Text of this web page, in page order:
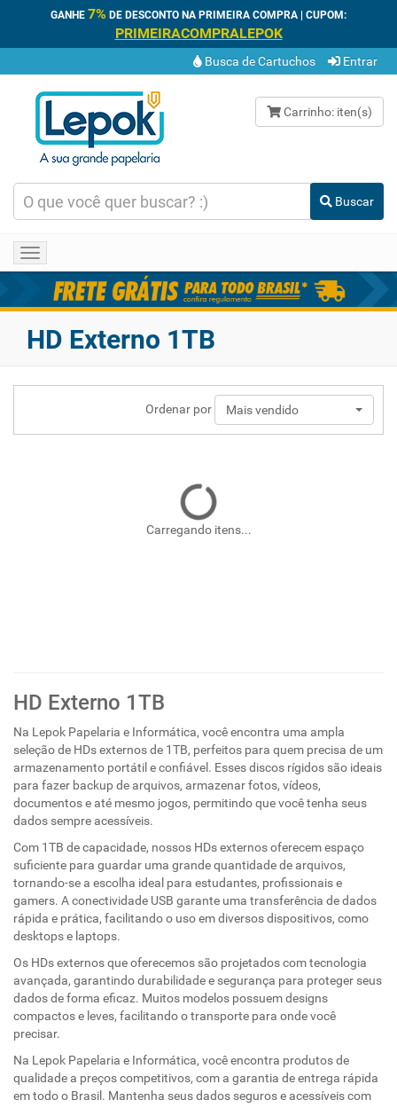
GANHE 7% DE DESCONTO NA PRIMEIRA COMPRA | CUPOM:
PRIMEIRACOMPRALEPOK
Busca de Cartuchos Entrar
Carrinho: iten(s)
Buscar
Toggle
navigation
HD Externo 1TB
Ordenar por Mais vendido
Carregando itens...
HD Externo 1TB
Na Lepok Papelaria e Informática, você encontra uma ampla
seleção de HDs externos de 1TB, perfeitos para quem precisa de um
armazenamento portátil e confiável. Esses discos rígidos são ideais
para fazer backup de arquivos, armazenar fotos, vídeos,
documentos e até mesmo jogos, permitindo que você tenha seus
dados sempre acessíveis.
Com 1TB de capacidade, nossos HDs externos oferecem espaço
suficiente para guardar uma grande quantidade de arquivos,
tornando-se a escolha ideal para estudantes, profissionais e
gamers. A conectividade USB garante uma transferência de dados
rápida e prática, facilitando o uso em diversos dispositivos, como
desktops e laptops.
Os HDs externos que oferecemos são projetados com tecnologia
avançada, garantindo durabilidade e segurança para proteger seus
dados de forma eficaz. Muitos modelos possuem designs
compactos e leves, facilitando o transporte para onde você
precisar.
Na Lepok Papelaria e Informática, você encontra produtos de
qualidade a preços competitivos, com a garantia de entrega rápida
em todo o Brasil. Mantenha seus dados seguros e acessíveis com